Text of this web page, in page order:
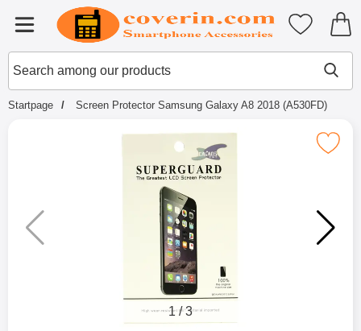
Menu
Startpage for Tibro Billiga
Search
Search among our products
My
Startpage Screen Protector Samsung Galaxy A8 2018 (A530FD)
Mark screen Protector Samsung Galaxy
1/3